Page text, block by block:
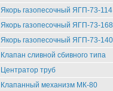
Якорь газопесочный ЯГП-73-114
Якорь газопесочный ЯГП-73-168
Якорь газопесочный ЯГП-73-140
Клапан сливной сбивного типа
Центратор труб
Клапанный механизм МК-80